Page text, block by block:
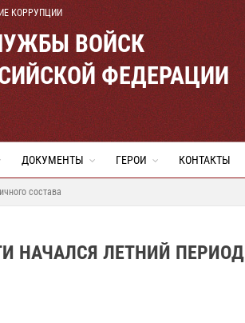
КОРРУПЦИИ
ВОЙСК
ФЕДЕРАЦИИ
ДОКУМЕНТЫ ГЕРОИ КОНТАКТЫ
состава
НАЧАЛСЯ ЛЕТНИЙ ПЕРИОД